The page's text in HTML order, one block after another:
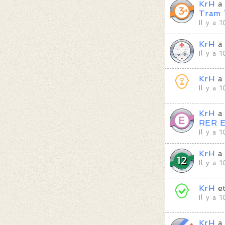
KrH a
Tram
Il y a
KrH a
Il y a
KrH a
Il y a
KrH a
RER
Il y a
KrH a
Il y a
KrH
Il y a
KrH a